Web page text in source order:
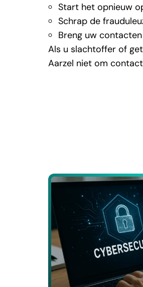
Start het opnieuw
Schrap de
Breng uw
Als u slachtoffer of
Aarzel niet om